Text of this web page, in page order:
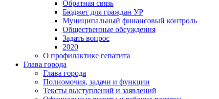
Обратная связь
Бюджет для граждан УР
Муниципальный финансовый контроль
Общественные обсуждения
Задать вопрос
2020
О профилактике гепатита
Глава города
Глава города
Полномочия, задачи и функции
Тексты выступлений и заявлений